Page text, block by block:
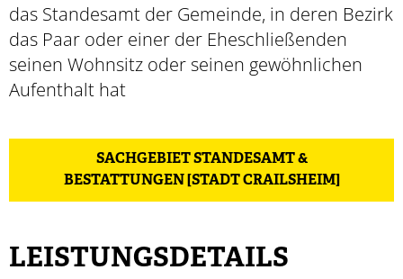
das Standesamt der Gemeinde, in deren Bezirk
das Paar oder einer der Eheschließenden
seinen Wohnsitz oder seinen gewöhnlichen
Aufenthalt hat
SACHGEBIET STANDESAMT &
BESTATTUNGEN [STADT CRAILSHEIM]
LEISTUNGSDETAILS